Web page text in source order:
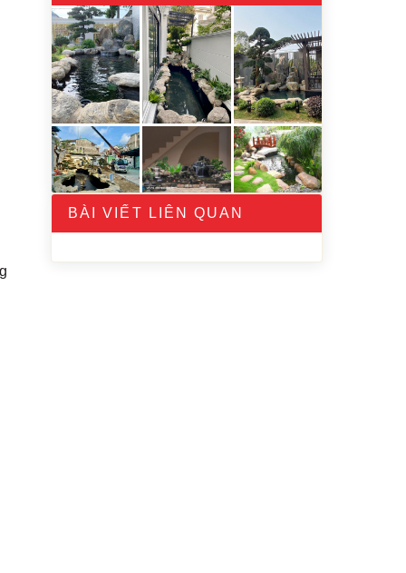
BÀI VIẾT LIÊN QUAN